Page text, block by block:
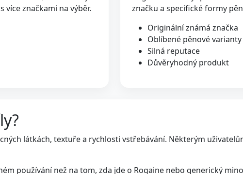
značkami na výběr.
značku a specifické formy
Originální známá značka
Oblíbené pěnové varianty
Silná reputace
Důvěryhodný produkt
látkách, textuře a rychlosti vstřebávání. Některým
používání než na tom, zda jde o Rogaine nebo generický